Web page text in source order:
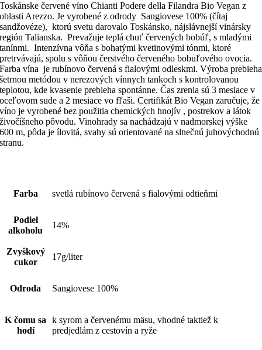
Toskánske červené víno Chianti Podere della Filandra Bio Vegan z
oblasti Arezzo. Je vyrobené z odrody Sangiovese 100% (čítaj
sandžovéze), ktorú svetu darovalo Toskánsko, nájslávnejší vinársky
región Talianska. Prevažuje teplá chuť červených bobúľ, s mladými
tanínmi. Intenzívna vôňa s bohatými kvetinovými tónmi, ktoré
pretrvávajú, spolu s vôňou čerstvého červeného bobuľového ovocia.
Farba vína je rubínovo červená s fialovými odleskmi. Výroba prebieha
šetrnou metódou v nerezových vínnych tankoch s kontrolovanou
teplotou, kde kvasenie prebieha spontánne. Čas zrenia sú 3 mesiace v
oceľovom sude a 2 mesiace vo fľaši. Certifikát Bio Vegan zaručuje, že
víno je vyrobené bez použitia chemických hnojív , postrekov a látok
živočíšneho pôvodu. Vinohrady sa nachádzajú v nadmorskej výške
600 m, pôda je ílovitá, svahy sú orientované na slnečnú juhovýchodnú
stranu.
Farba svetlá rubínovo červená s fialovými odtieňmi
Podiel
alkoholu
14%
Zvyškový
cukor
17g/liter
Odroda Sangiovese 100%
K čomu sa
hodí
k syrom a červenému mäsu, vhodné taktiež k
predjedlám z cestovín a ryže